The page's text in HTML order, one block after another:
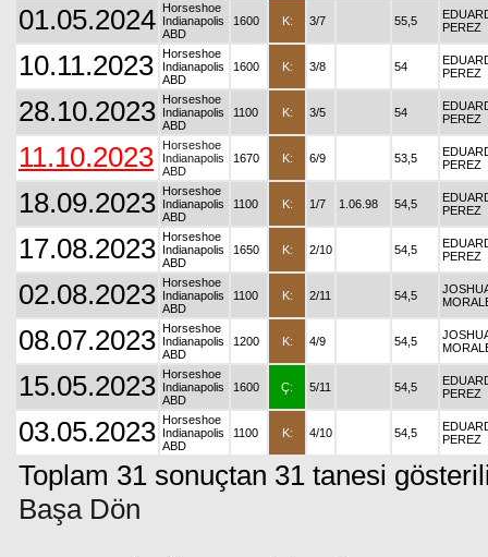
01.05.2024 Horseshoe
Indianapolis
ABD
1600 K: 3/7 55,5
PEREZ
10.11.2023
Horseshoe
Indianapolis
ABD
1600 K: 3/8 54
PEREZ
28.10.2023 Horseshoe
Indianapolis
ABD
1100 K: 3/5 54
PEREZ
11.10.2023
Horseshoe
Indianapolis
ABD
1670 K: 6/9 53,5
PEREZ
18.09.2023 Horseshoe
Indianapolis
ABD
1100 K: 1/7 1.06.98 54,5
PEREZ
17.08.2023 Horseshoe
Indianapolis
ABD
1650 K: 2/10 54,5
PEREZ
02.08.2023 Horseshoe
Indianapolis
ABD
1100 K: 2/11 54,5
08.07.2023 Horseshoe
Indianapolis
ABD
1200 K: 4/9 54,5
15.05.2023 Horseshoe
Indianapolis
ABD
1600 Ç: 5/11 54,5
PEREZ
03.05.2023 Horseshoe
Indianapolis
ABD
1100 K: 4/10 54,5
PEREZ
Toplam 31 sonuçtan 31 tanesi
Başa Dön